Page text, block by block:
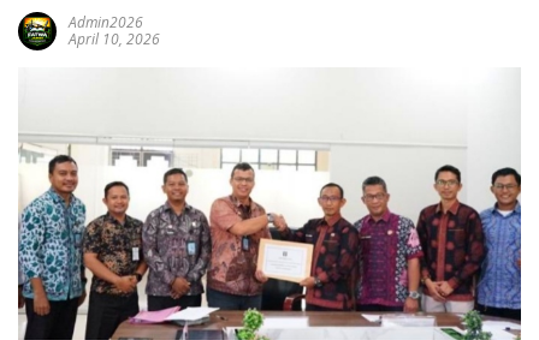
Admin2026
April 10, 2026